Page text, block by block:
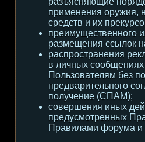
применения оружия,
средств и их
преимущественного
размещения ссылок
распространения
в личных
Пользователям без
предварительного
получение (СПАМ);
совершения иных
предусмотренных
Правилами форума и